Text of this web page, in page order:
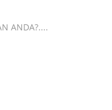
ANDA?....